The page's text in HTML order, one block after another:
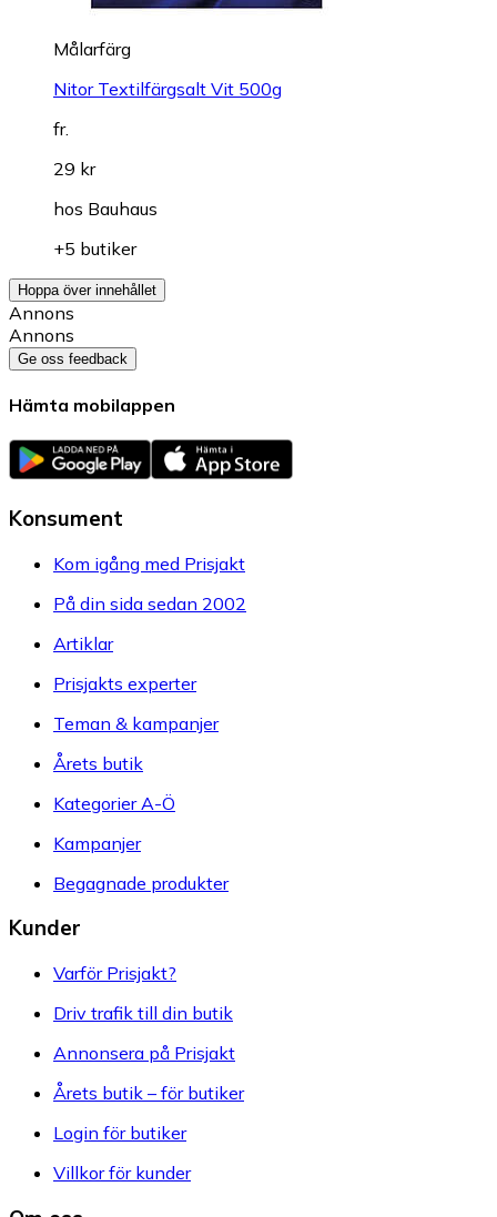
Målarfärg
Nitor Textilfärgsalt Vit 500g
fr.
29 kr
hos Bauhaus
+5 butiker
Hoppa över innehållet
Annons
Annons
Ge oss feedback
Hämta mobilappen
Konsument
Kom igång med Prisjakt
På din sida sedan 2002
Artiklar
Prisjakts experter
Teman & kampanjer
Årets butik
Kategorier A-Ö
Kampanjer
Begagnade produkter
Kunder
Varför Prisjakt?
Driv trafik till din butik
Annonsera på Prisjakt
Årets butik – för butiker
Login för butiker
Villkor för kunder